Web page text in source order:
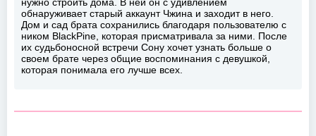
обнаруживает старый аккаунт Чжина и заходит в него.
Дом и сад брата сохранились благодаря пользователю с
ником BlackPine, которая присматривала за ними. После
их судьбоносной встречи Сону хочет узнать больше о
своем брате через общие воспоминания с девушкой,
которая понимала его лучше всех.